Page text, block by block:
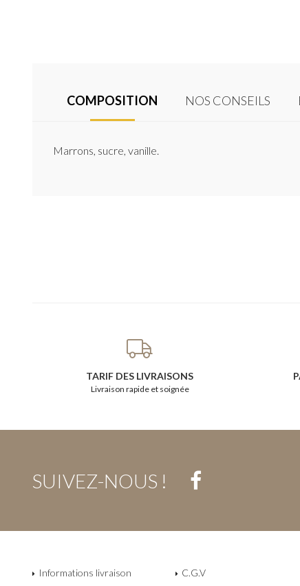
COMPOSITION NOS CONSEILS
Marrons, sucre, vanille.
TARIF DES LIVRAISONS
Livraison rapide et soignée
SUIVEZ-NOUS !
Informations livraison C.G.V